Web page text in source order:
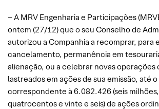
– A MRV Engenharia e Participações
ontem (27/12) que o seu Conselho de
autorizou a Companhia a recomprar, para
cancelamento, permanência em
alienação, ou a celebrar novas operações
lastreados em ações de sua emissão, até
correspondente à 6.082.426 (seis
quatrocentos e vinte e seis) de ações